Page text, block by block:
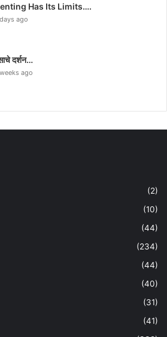
Has Its Limits….
ago
दर्शन…
ago
(2)
(10)
(44)
(234)
(44)
(40)
(31)
(41)